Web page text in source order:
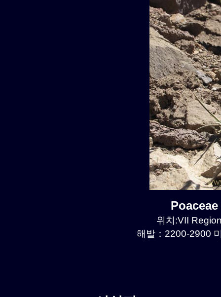
위치:VII
해발：2200-2900